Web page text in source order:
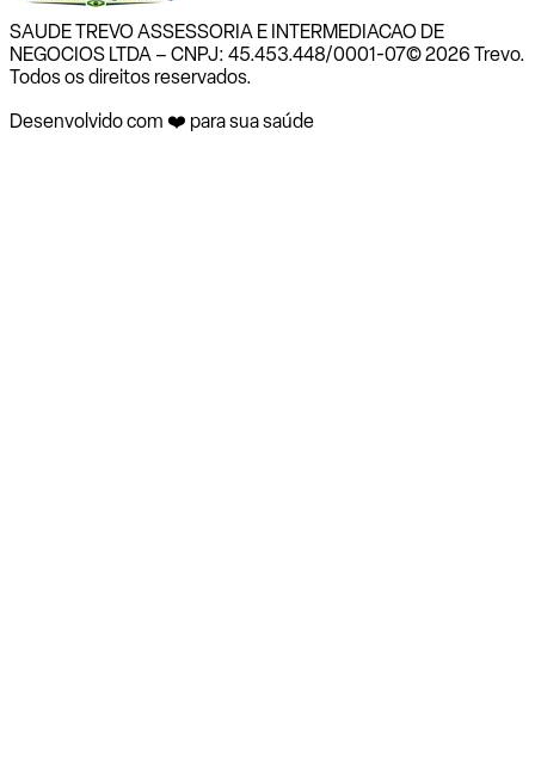
SAUDE TREVO ASSESSORIA E INTERMEDIACAO DE
NEGOCIOS LTDA – CNPJ: 45.453.448/0001-07© 2026 Trevo.
Todos os direitos reservados.
Desenvolvido com ❤️ para sua saúde